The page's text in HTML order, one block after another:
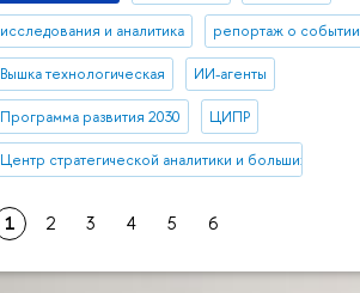
исследования и аналитика репортаж о событии
Вышка технологическая ИИ-агенты
Программа развития 2030 ЦИПР
Центр стратегической аналитики и больших данных
1 2 3 4 5 6